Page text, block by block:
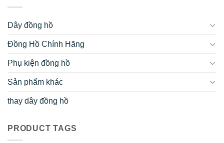
Dây đồng hồ
Đồng Hồ Chính Hãng
Phụ kiện đồng hồ
Sản phẩm khác
thay dây đồng hồ
PRODUCT TAGS